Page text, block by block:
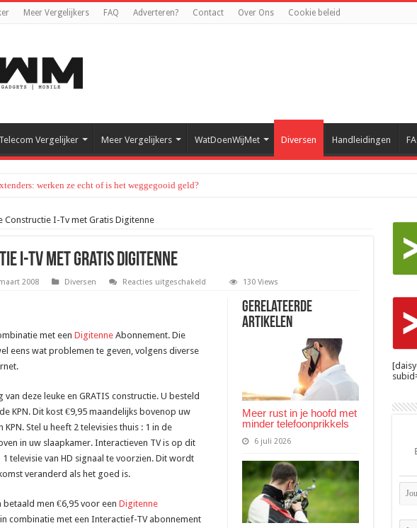
Meer Vergelijkers FAQ Adverteren? Contact Over Ons Cookie beleid
Telecom Vergelijker Meer Vergelijkers WatDoenWijMet Diversen Handleidingen
werken ze echt of is het weggegooid geld?
Constructie I-Tv met Gratis Digitenne
I-Tv met Gratis Digitenne
2008 Diversen Reacties uitgeschakeldvoor
Constructie
130 Views
Gerelateerde
Artikelen
Meer rust in je hoofd met
minder telefoonprikkels
6 juli 2026
met een Digitenne Abonnement. Die
eens wat problemen te geven, volgens diverse
van deze leuke en GRATIS constructie. U besteld
KPN. Dit kost €9,95 maandelijks bovenop uw
KPN. Stel u heeft 2 televisies thuis : 1 in de
in uw slaapkamer. Interactieven TV is op dit
televisie van HD signaal te voorzien. Dit wordt
veranderd als het goed is.
men €6,95 voor een Digitenne
combinatie met een Interactief-TV abonnement